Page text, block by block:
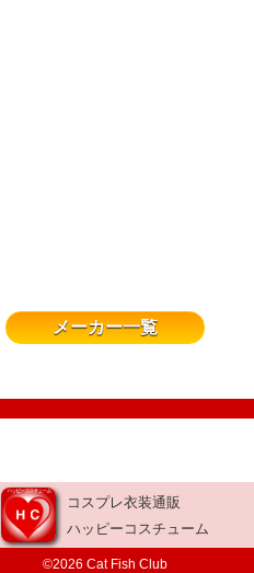
メーカー一覧
コスプレ衣装通販
ハッピーコスチューム
©2026 Cat Fish Club